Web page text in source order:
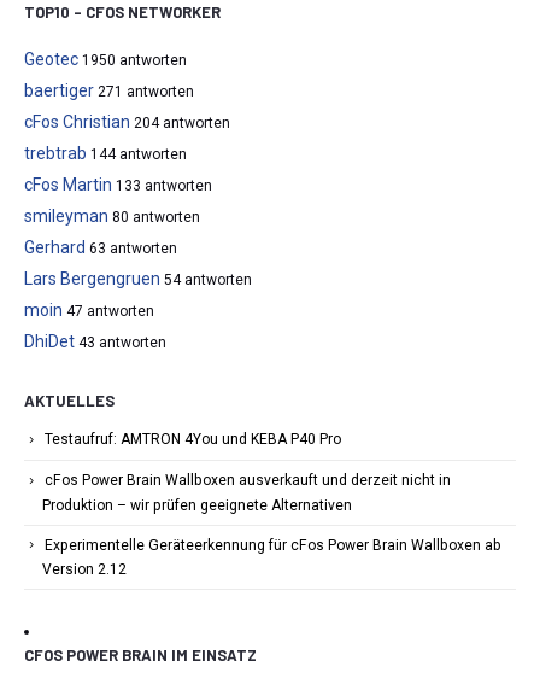
TOP10 – CFOS NETWORKER
Geotec 1950 antworten
baertiger 271 antworten
cFos Christian 204 antworten
trebtrab 144 antworten
cFos Martin 133 antworten
smileyman 80 antworten
Gerhard 63 antworten
Lars Bergengruen 54 antworten
moin 47 antworten
DhiDet 43 antworten
AKTUELLES
Testaufruf: AMTRON 4You und KEBA P40 Pro
cFos Power Brain Wallboxen ausverkauft und derzeit nicht in
Produktion – wir prüfen geeignete Alternativen
Experimentelle Geräteerkennung für cFos Power Brain Wallboxen ab
Version 2.12
CFOS POWER BRAIN IM EINSATZ